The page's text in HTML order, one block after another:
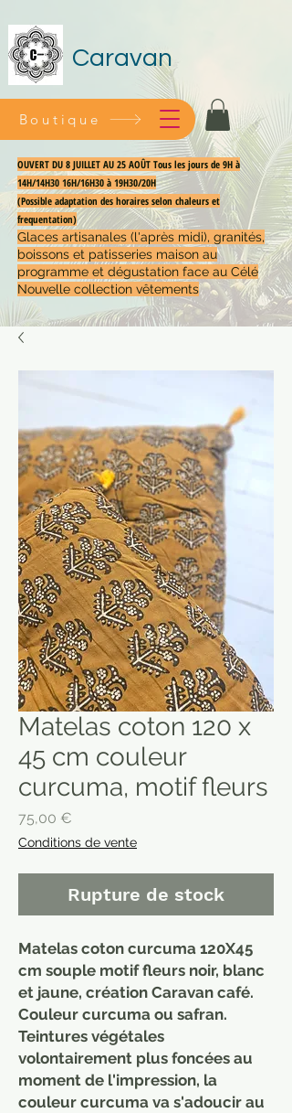
Caravan
OUVERT DU 8 JUILLET AU 25 AOÛT Tous les jours de 9H à
14H/14H30 16H/16H30 à 19H30/20H
(Possible adaptation des horaires selon chaleurs et
frequentation)
Glaces artisanales (l'après midi), granités,
boissons et patisseries maison au
programme et dégustation face au Célé
Nouvelle collection vêtements
Boutique
Matelas coton 120 x
45 cm couleur
curcuma, motif fleurs
75,00 €
Conditions de vente
Rupture de stock
Matelas coton curcuma 120X45
cm souple motif fleurs noir, blanc
et jaune, création Caravan café.
Couleur curcuma ou safran.
Teintures végétales
volontairement plus foncées au
moment de l'impression, la
couleur curcuma va s'adoucir au